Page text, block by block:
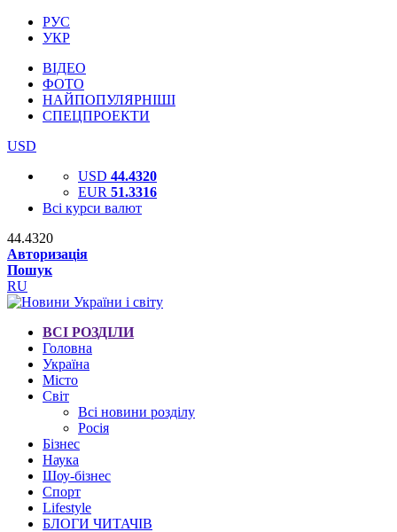
РУС
УКР
ВІДЕО
ФОТО
НАЙПОПУЛЯРНІШІ
СПЕЦПРОЕКТИ
USD
USD 44.4320
EUR 51.3316
Всі курси валют
44.4320
Авторизація
Пошук
RU
ВСІ РОЗДІЛИ
Головна
Україна
Місто
Світ
Всі новини розділу
Росія
Бізнес
Наука
Шоу-бізнес
Спорт
Lifestyle
БЛОГИ ЧИТАЧІВ